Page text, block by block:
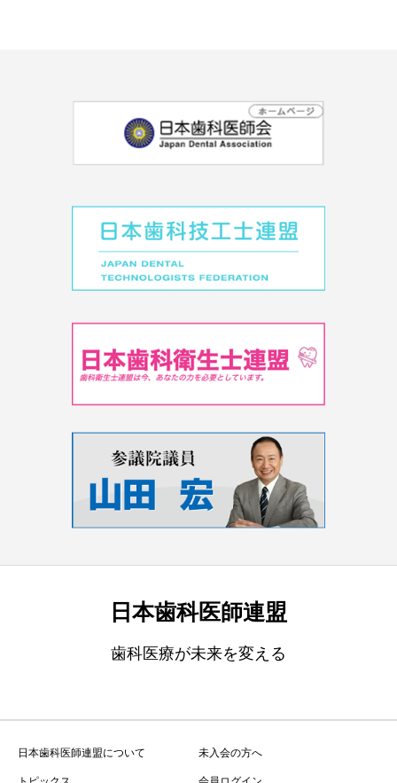
日本歯科医師連盟
歯科医療が未来を変える
日本歯科医師連盟について 未入会の方へ